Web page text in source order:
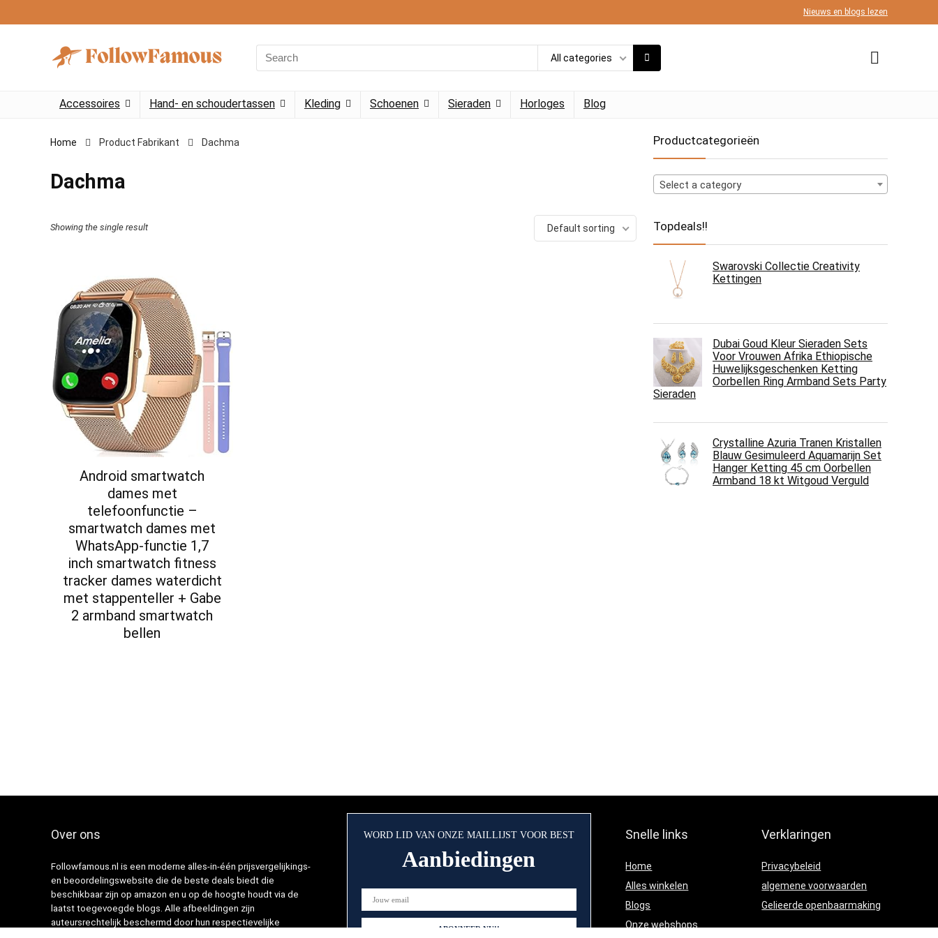
Nieuws en blogs lezen
Search
for:
All categories
Accessoires Hand- en schoudertassen Kleding Schoenen Sieraden Horloges Blog
Home Product Fabrikant ‎Dachma
‎Dachma
Showing the single result Default sorting
Android smartwatch
dames met
telefoonfunctie –
smartwatch dames met
WhatsApp-functie 1,7
inch smartwatch fitness
tracker dames waterdicht
met stappenteller + Gabe
2 armband smartwatch
bellen
Productcategorieën
Select a category
Topdeals!!
Swarovski Collectie Creativity
Kettingen
Dubai Goud Kleur Sieraden Sets
Voor Vrouwen Afrika Ethiopische
Huwelijksgeschenken Ketting
Oorbellen Ring Armband Sets Party
Sieraden
Crystalline Azuria Tranen Kristallen
Blauw Gesimuleerd Aquamarijn Set
Hanger Ketting 45 cm Oorbellen
Armband 18 kt Witgoud Verguld
Over ons
Followfamous.nl is een moderne alles-in-één prijsvergelijkings-
en beoordelingswebsite die de beste deals biedt die
beschikbaar zijn op amazon en u op de hoogte houdt via de
laatst toegevoegde blogs. Alle afbeeldingen zijn
auteursrechtelijk beschermd door hun respectievelijke
WORD LID VAN ONZE MAILLIJST VOOR BEST
Aanbiedingen
Snelle links
Home
Alles winkelen
Blogs
Onze webshops
Verklaringen
Privacybeleid
algemene voorwaarden
Gelieerde openbaarmaking